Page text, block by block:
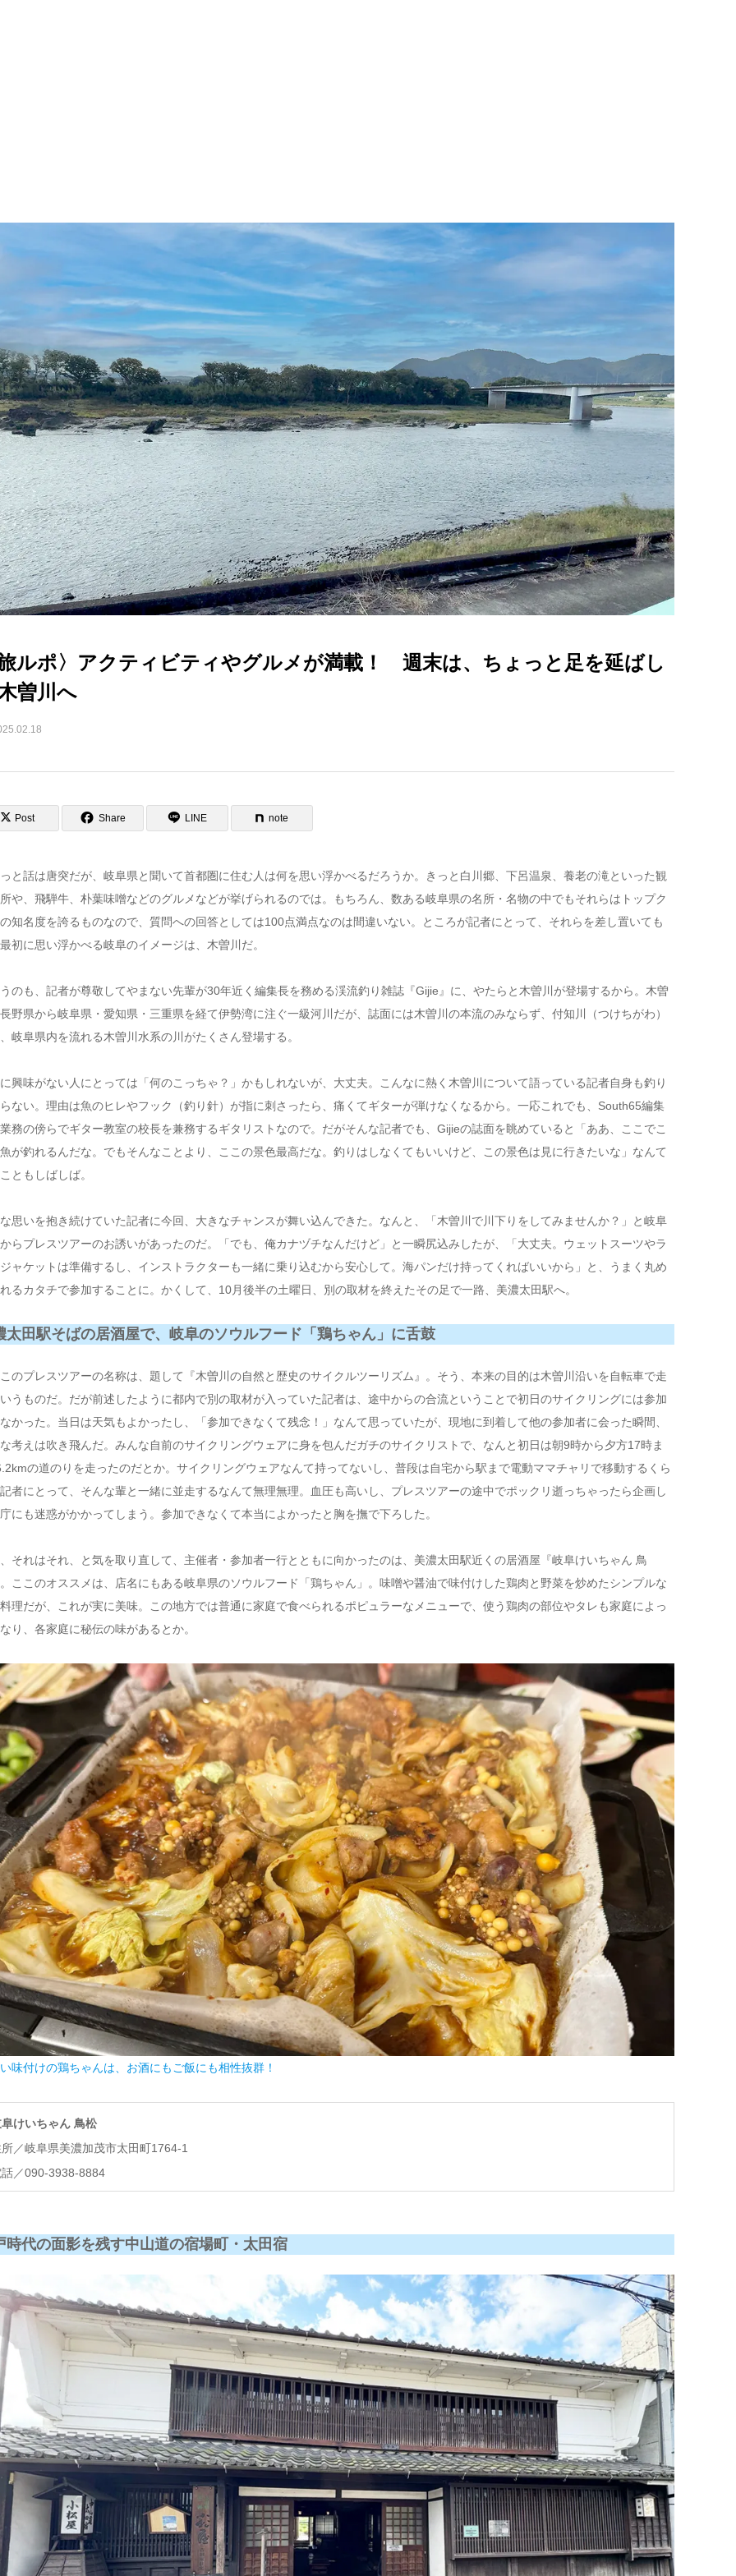
ルポ〉アクティビティやグルメが満載！ 週末は、ちょっと足を延ばし
曽川へ
Post Share LINE note
と話は唐突だが、岐阜県と聞いて首都圏に住む人は何を思い浮かべるだろうか。きっと白川郷、下呂温泉、養老の滝といった観
や、飛騨牛、朴葉味噌などのグルメなどが挙げられるのでは。もちろん、数ある岐阜県の名所・名物の中でもそれらはトップク
知名度を誇るものなので、質問への回答としては100点満点なのは間違いない。ところが記者にとって、それらを差し置いても
初に思い浮かべる岐阜のイメージは、木曽川だ。
のも、記者が尊敬してやまない先輩が30年近く編集長を務める渓流釣り雑誌『Gijie』に、やたらと木曽川が登場するから。木曽
野県から岐阜県・愛知県・三重県を経て伊勢湾に注ぐ一級河川だが、誌面には木曽川の本流のみならず、付知川（つけちがわ）
岐阜県内を流れる木曽川水系の川がたくさん登場する。
興味がない人にとっては「何のこっちゃ？」かもしれないが、大丈夫。こんなに熱く木曽川について語っている記者自身も釣り
ない。理由は魚のヒレやフック（釣り針）が指に刺さったら、痛くてギターが弾けなくなるから。一応これでも、South65編集
務の傍らでギター教室の校長を兼務するギタリストなので。だがそんな記者でも、Gijieの誌面を眺めていると「ああ、ここでこ
が釣れるんだな。でもそんなことより、ここの景色最高だな。釣りはしなくてもいいけど、この景色は見に行きたいな」なんて
ともしばしば。
思いを抱き続けていた記者に今回、大きなチャンスが舞い込んできた。なんと、「木曽川で川下りをしてみませんか？」と岐阜
らプレスツアーのお誘いがあったのだ。「でも、俺カナヅチなんだけど」と一瞬尻込みしたが、「大丈夫。ウェットスーツやラ
ャケットは準備するし、インストラクターも一緒に乗り込むから安心して。海パンだけ持ってくればいいから」と、うまく丸め
るカタチで参加することに。かくして、10月後半の土曜日、別の取材を終えたその足で一路、美濃太田駅へ。
太田駅そばの居酒屋で、岐阜のソウルフード「鶏ちゃん」に舌鼓
のプレスツアーの名称は、題して『木曽川の自然と歴史のサイクルツーリズム』。そう、本来の目的は木曽川沿いを自転車で走
うものだ。だが前述したように都内で別の取材が入っていた記者は、途中からの合流ということで初日のサイクリングには参加
かった。当日は天気もよかったし、「参加できなくて残念！」なんて思っていたが、現地に到着して他の参加者に会った瞬間、
考えは吹き飛んだ。みんな自前のサイクリングウェアに身を包んだガチのサイクリストで、なんと初日は朝9時から夕方17時ま
の道のりを走ったのだとか。サイクリングウェアなんて持ってないし、普段は自宅から駅まで電動ママチャリで移動するくら
者にとって、そんな輩と一緒に並走するなんて無理無理。血圧も高いし、プレスツアーの途中でポックリ逝っちゃったら企画し
にも迷惑がかかってしまう。参加できなくて本当によかったと胸を撫で下ろした。
それはそれ、と気を取り直して、主催者・参加者一行とともに向かったのは、美濃太田駅近くの居酒屋『岐阜けいちゃん 鳥
ここのオススメは、店名にもある岐阜県のソウルフード「鶏ちゃん」。味噌や醤油で味付けした鶏肉と野菜を炒めたシンプルな
理だが、これが実に美味。この地方では普通に家庭で食べられるポピュラーなメニューで、使う鶏肉の部位やタレも家庭によっ
り、各家庭に秘伝の味があるとか。
味付けの鶏ちゃんは、お酒にもご飯にも相性抜群！
けいちゃん 鳥松
／岐阜県美濃加茂市太田町1764-1
／090-3938-8884
時代の面影を残す中山道の宿場町・太田宿